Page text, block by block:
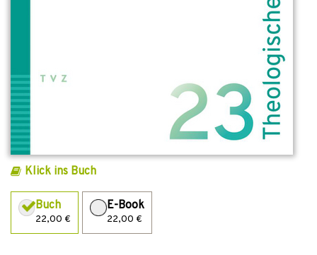
Klick ins Buch
Buch
22,00 €
E-Book
22,00 €